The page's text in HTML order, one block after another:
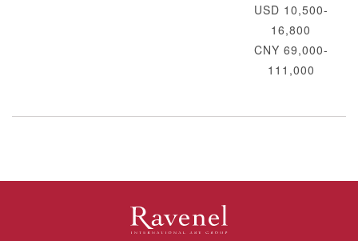
USD 10,500-
16,800
CNY 69,000-
111,000